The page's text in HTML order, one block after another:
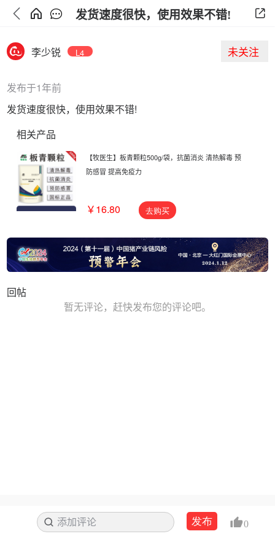
发货速度很快，使用效果不错!
李少锐 L4 未关注
发布于1年前
发货速度很快，使用效果不错!
相关产品
【牧医生】板青颗粒500g/袋，抗菌消炎 清热解毒 预
防感冒 提高免疫力
￥16.80 去购买
回帖
暂无评论，赶快发布您的评论吧。
添加评论 搜索发布 0